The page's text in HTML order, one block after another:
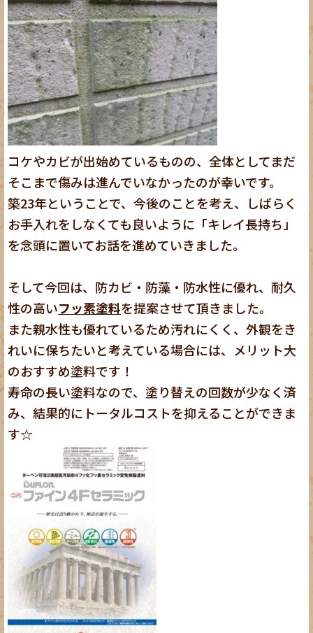
コケやカビが出始めているものの、全体としてまだ
そこまで傷みは進んでいなかったのが幸いです。
築23年ということで、今後のことを考え、しばらく
お手入れをしなくても良いように「キレイ長持ち」
を念頭に置いてお話を進めていきました。
そして今回は、防カビ・防藻・防水性に優れ、耐久
性の高いフッ素塗料を提案させて頂きました。
また親水性も優れているため汚れにくく、外観をき
れいに保ちたいと考えている場合には、メリット大
のおすすめ塗料です！
寿命の長い塗料なので、塗り替えの回数が少なく済
み、結果的にトータルコストを抑えることができま
す☆